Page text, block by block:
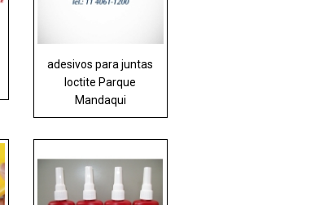
adesivos para juntas
loctite Parque
Mandaqui